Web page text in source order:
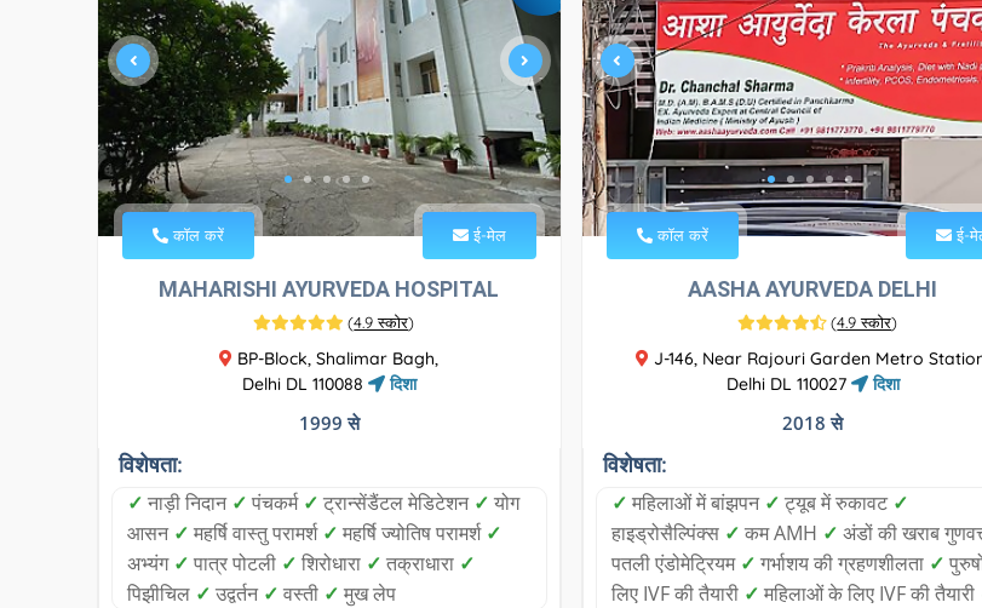
कॉल करें ई-मेल
MAHARISHI AYURVEDA HOSPITAL
(4.9 स्कोर)
BP-Block, Shalimar Bagh,
Delhi DL 110088
दिशा
1999 से
विशेषता:
✓ नाड़ी निदान ✓ पंचकर्म ✓ ट्रान्सेंडैंटल मेडिटेशन ✓ योग
आसन ✓ महर्षि वास्तु परामर्श ✓ महर्षि ज्योतिष परामर्श ✓
अभ्यंग ✓ पात्र पोटली ✓ शिरोधारा ✓ तक्राधारा ✓
पिझीचिल ✓ उद्वर्तन ✓ वस्ती ✓ मुख लेप
कॉल करें ई-
AASHA AYURVEDA DELHI
(4.9 स्कोर)
J-146, Near Rajouri Garden Metro
Delhi DL 110027
दिशा
2018 से
विशेषता:
✓ महिलाओं में बांझपन ✓ ट्यूब में रुकावट ✓
हाइड्रोसैल्पिंक्स ✓ कम AMH ✓ अंडों की खराब
पतली एंडोमेट्रियम ✓ गर्भाशय की ग्रहणशीलता ✓
लिए IVF की तैयारी ✓ महिलाओं के लिए IVF की तैयारी